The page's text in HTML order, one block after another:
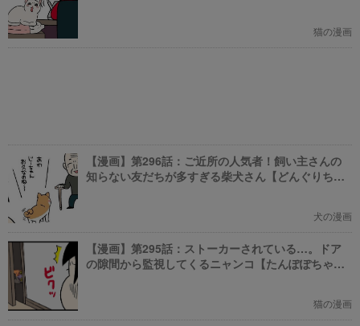
猫の漫画
【漫画】第296話：ご近所の人気者！飼い主さんの
知らない友だちが多すぎる柴犬さん【どんぐりちゃ
犬の漫画
【漫画】第295話：ストーカーされている…。ドア
の隙間から監視してくるニャンコ【たんぽぽちゃ
猫の漫画